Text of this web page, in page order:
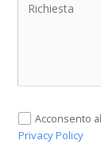
Acconsento
Privacy Policy